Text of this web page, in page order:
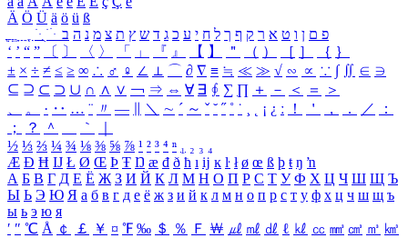
Ä Ö Ü ä ö ü ß
ִֶֹ ֻּ ׁׂ פ ם ן ו ט א ר ק ף ך ל ח י ע כ ג ד ש ץ ת צ מ נ ה ב
‘ ’ “ ” 〔 〕 〈 〉 「 」 『 』 【 】 ＂ （ ） ［ ］ ｛ ｝
± × ÷ ≠ ≤ ≥ ∞ ∴ ♂ ♀ ∠ ⊥ ⌒ ∂ ∇ ≡ ≒ ≪ ≫ √ ∽ ∝ ∵ ∫ ∬ ∈ ∋
⊆ ⊇ ⊂ ⊃ ∪ ∩ ∧ ∨ ￢ ⇒ ⇔ ∀ ∃ ∮ ∑ ∏ ＋ － ＜ ＝
＞
、
。 · ‥ … ¨ 〃 ― ＼ ∼ ´ ～ ˇ ˘ ˝ ˚ ˙ ¸ ¡ ¿ ː ！ ＇ ， ． ／
：
；
？ ＾ ｀
½ ⅓ ⅔ ¼ ¾ ⅛ ⅜ ⅝ ⅞ ¹ ² ³ ⁴ ⁿ ₁ ₂ ₃ ₄
Æ Ð Ħ Ĳ Ł Ø Œ Þ Ŧ Ŋ æ đ ð ħ ı ĳ ĸ ŀ ł ø œ ß þ ŧ ŋ ŉ
А Б В Г Д Е Ё Ж З И Й К Л М Н О П Р С Т У Ф Х Ц Ч Ш Щ Ъ
Ы Ь Э Ю Я а б в г д е ё ж з и й к л м н о п р с т у ф х ц ч ш щ ъ
ы ь э ю я
′ ″ ℃ Å ￠ ￡ ￥ ¤ ℉ ‰ ＄ ％ Ｆ ￦ ㎕ ㎖ ㎗ ℓ ㎘ ㏄ ㎣ ㎤ ㎥ ㎦